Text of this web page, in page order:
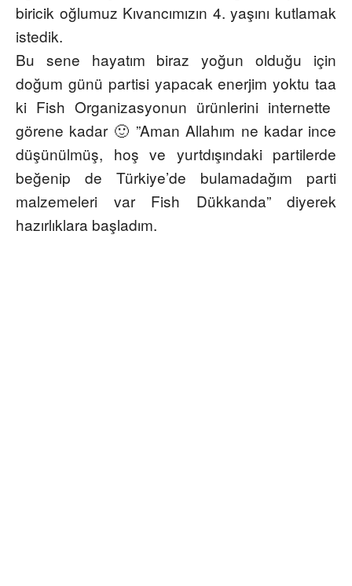
biricik oğlumuz Kıvancımızın 4. yaşını kutlamak
istedik.
Bu sene hayatım biraz yoğun olduğu için
doğum günü partisi yapacak enerjim yoktu taa
ki Fish Organizasyonun ürünlerini internette
görene kadar 🙂 ”Aman Allahım ne kadar ince
düşünülmüş, hoş ve yurtdışındakipartilerde
beğenip de Türkiye’de bulamadağım parti
malzemeleri var Fish Dükkanda” diyerek
hazırlıklara başladım.